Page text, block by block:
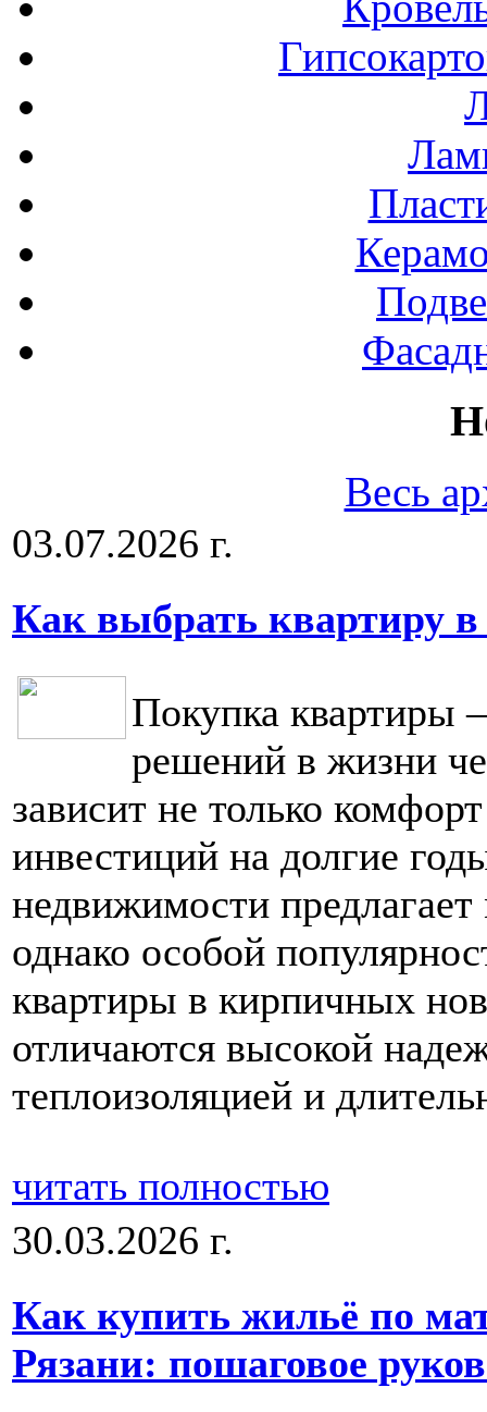
Весь
03.07.2026 г.
Как выбрать квартиру в
Покупка
решений в жизни
зависит не только
инвестиций на долгие
недвижимости
однако особой
квартиры в кирпичных
отличаются высокой
теплоизоляцией и
читать полностью
30.03.2026 г.
Как купить жильё по
Рязани: пошаговое